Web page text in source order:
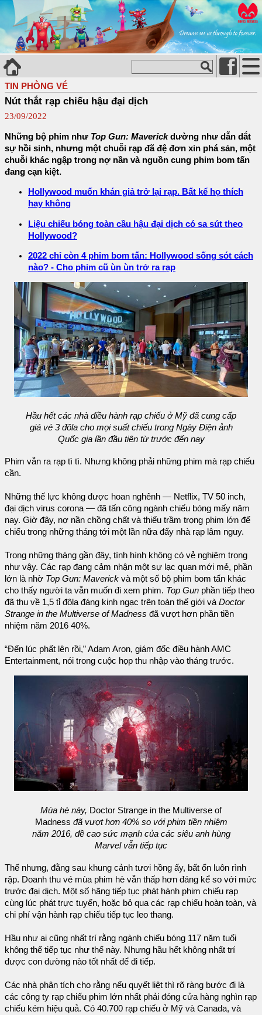
TIN PHÒNG VÉ
Nút thắt rạp chiếu hậu đại dịch
23/09/2022
Những bộ phim như Top Gun: Maverickdường như dẫn dắt
sự hồi sinh, nhưng một chuỗi rạp đã đệ đơn xin phá sản, một
chuỗi khác ngập trong nợ nần và nguồn cung phim bom tấn
đang cạn kiệt.
Hollywood muốn khán giả trở lại rạp. Bất kể họ thích
hay không
Liệu chiếu bóng toàn cầu hậu đại dịch có sa sút theo
Hollywood?
2022 chỉ còn 4 phim bom tấn: Hollywood sống sót cách
nào? - Cho phim cũ ùn ùn trở ra rạp
Hầu hết các nhà điều hành rạp chiếu ở Mỹ đã cung cấp
giá vé 3 đôla cho mọi suất chiếu trong Ngày Điện ảnh
Quốc gia lần đầu tiên từ trước đến nay
Phim vẫn ra rạp tì tì. Nhưng không phải những phim mà rạp chiếu
cần.
Những thế lực không được hoan nghênh — Netflix, TV 50 inch,
đại dịch virus corona — đã tấn công ngành chiếu bóng mấy năm
nay. Giờ đây, nợ nần chồng chất và thiếu trầm trọng phim lớn để
chiếu trong những tháng tới một lần nữa đẩy nhà rạp lâm nguy.
Trong những tháng gần đây, tình hình không có vẻ nghiêm trọng
như vậy. Các rạp đang cảm nhận một sự lạc quan mới mẻ, phần
lớn là nhờ Top Gun: Maverick và một số bộ phim bom tấn khác
cho thấy người ta vẫn muốn đi xem phim. Top Gun phần tiếp theo
đã thu về 1,5 tỉ đôla đáng kinh ngạc trên toàn thế giới và Doctor
Strange in the Multiverse of Madness đã vượt hơn phần tiền
nhiệm năm 2016 40%.
“Đến lúc phất lên rồi,” Adam Aron, giám đốc điều hành AMC
Entertainment, nói trong cuộc họp thu nhập vào tháng trước.
Mùa hè này, Doctor Strange in the Multiverse of
Madness đã vượt hơn 40% so với phim tiền nhiệm
năm 2016, đề cao sức mạnh của các siêu anh hùng
Marvel vẫn tiếp tục
Thế nhưng, đằng sau khung cảnh tươi hồng ấy, bất ổn luôn rình
rập. Doanh thu vé mùa phim hè vẫn thấp hơn đáng kể so với mức
trước đại dịch. Một số hãng tiếp tục phát hành phim chiếu rạp
cùng lúc phát trực tuyến, hoặc bỏ qua các rạp chiếu hoàn toàn, và
chi phí vận hành rạp chiếu tiếp tục leo thang.
Hầu như ai cũng nhất trí rằng ngành chiếu bóng 117 năm tuổi
không thể tiếp tục như thế này. Nhưng hầu hết không nhất trí
được con đường nào tốt nhất để đi tiếp.
Các nhà phân tích cho rằng nếu quyết liệt thì rõ ràng bước đi là
các công ty rạp chiếu phim lớn nhất phải đóng cửa hàng nghìn rạp
chiếu kém hiệu quả. Có 40.700 rạp chiếu ở Mỹ và Canada, và